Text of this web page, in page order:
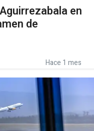
en
de
Hace 1 mes